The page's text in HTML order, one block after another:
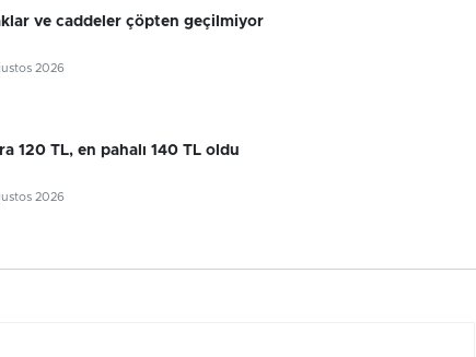
ve caddeler çöpten geçilmiyor
2026
120 TL, en pahalı 140 TL oldu
2026